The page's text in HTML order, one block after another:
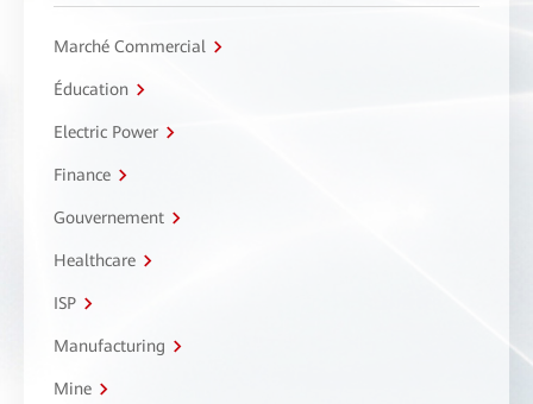
Marché Commercial
Éducation
Electric Power
Finance
Gouvernement
Healthcare
ISP
Manufacturing
Mine